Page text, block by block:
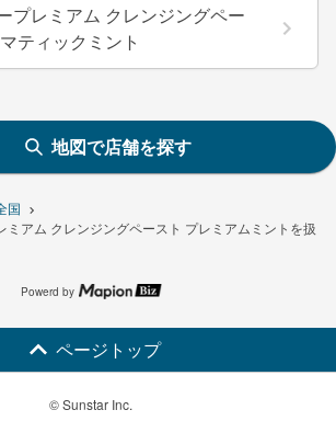
国
ミアム クレンジングペースト プレミアムミントを扱
プレミアム クレンジングペー
ティックミント
地図で店舗を探す
Powerd by
ページトップ
© Sunstar Inc.